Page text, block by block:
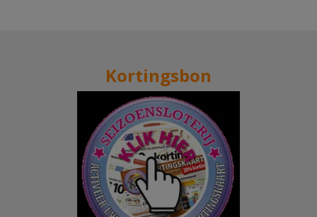
Kortingsbon